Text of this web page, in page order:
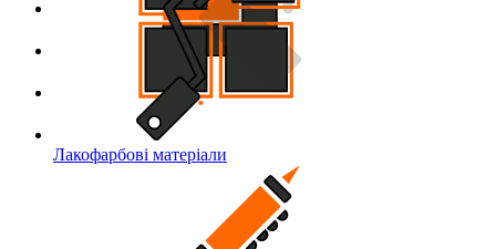
Лакофарбові матеріали